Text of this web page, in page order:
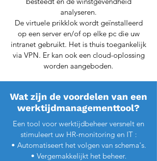
analyseren.
De virtuele prikklok wordt geïnstalleerd
op een server en/of op elke pc die uw
intranet gebruikt. Het is thuis toegankelijk
via VPN. Er kan ook een cloud-oplossing
worden aangeboden.
Wat zijn de voordelen van een
werktijdmanagementtool?
Een tool voor werktijdbeheer versnelt en
stimuleert uw HR-monitoring en IT :
• Automatiseert het volgen van schema's.
• Vergemakkelijkt het beheer.